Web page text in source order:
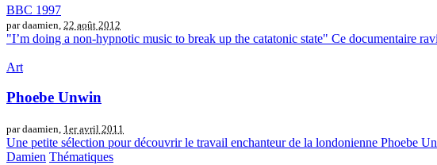
BBC 1997
par daamien, 22 août 2012
"I’m doing a non-hypnotic music to break up the catatonic state" Ce documentaire
Art
Phoebe Unwin
par daamien, 1er avril 2011
Une petite sélection pour découvrir le travail enchanteur de la londonienne Phoebe
Damien Thématiques